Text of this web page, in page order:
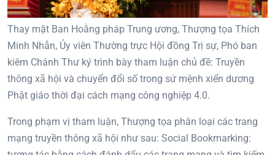
Thay mặt Ban Hoằng pháp Trung ương, Thượng tọa Thích
Minh Nhẫn, Ủy viên Thường trực Hội đồng Trị sự, Phó ban
kiêm Chánh Thư ký trình bày tham luận chủ đề: Truyền
thông xã hội và chuyển đổi số trong sứ mệnh xiển dương
Phật giáo thời đại cách mạng công nghiệp 4.0.
Trong phạm vị tham luận, Thượng tọa phân loại các trang
mạng truyền thông xã hội như sau: Social Bookmarking: